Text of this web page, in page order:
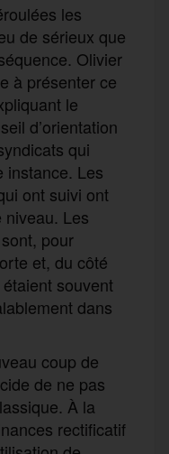
les
de sérieux que
Olivier
à présenter ce
le
d’orientation
qui
instance. Les
ont suivi ont
niveau. Les
pour
et, du côté
souvent
dans
coup de
de ne pas
À la
rectificatif